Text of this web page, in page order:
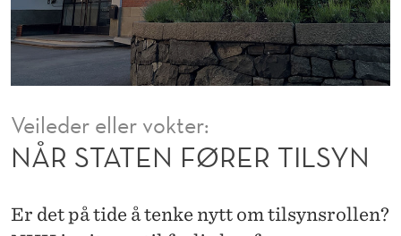
E
R
T
Y
Veileder eller vokter:
NÅR STATEN FØRER TILSYN
Er det på tide å tenke nytt om tilsynsrollen?